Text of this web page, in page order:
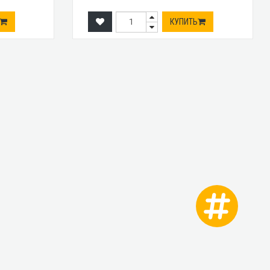
КУПИТЬ